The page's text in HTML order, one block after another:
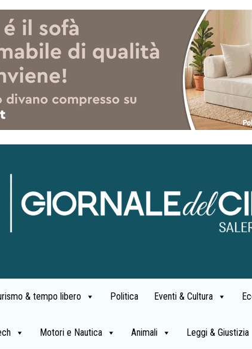
& tempo libero Politica Eventi & Cultura
Motori e Nautica Animali Leggi & Giustizia